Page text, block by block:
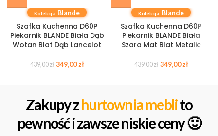
Kolekcja: Blande
Szafka Kuchenna D60P
Piekarnik BLANDE Biała Dąb
Wotan Blat Dąb Lancelot
439,00zł 349,00zł
Kolekcja: Blande
Szafka Kuchenna D60P
Piekarnik BLANDE Biała
Szara Mat Blat Metalic
439,00zł 349,00zł
Zakupy zhurtownia meblito
pewność i zawsze niskie ceny 🙂